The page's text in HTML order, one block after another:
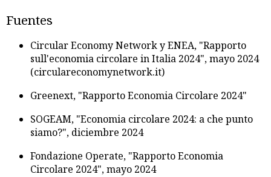
Fuentes
Circular Economy Network y ENEA, "Rapporto
sull'economia circolare in Italia 2024", mayo 2024
(circulareconomynetwork.it)
Greenext, "Rapporto Economia Circolare 2024"
SOGEAM, "Economia circolare 2024: a che punto
siamo?", diciembre 2024
Fondazione Operate, "Rapporto Economia
Circolare 2024", mayo 2024